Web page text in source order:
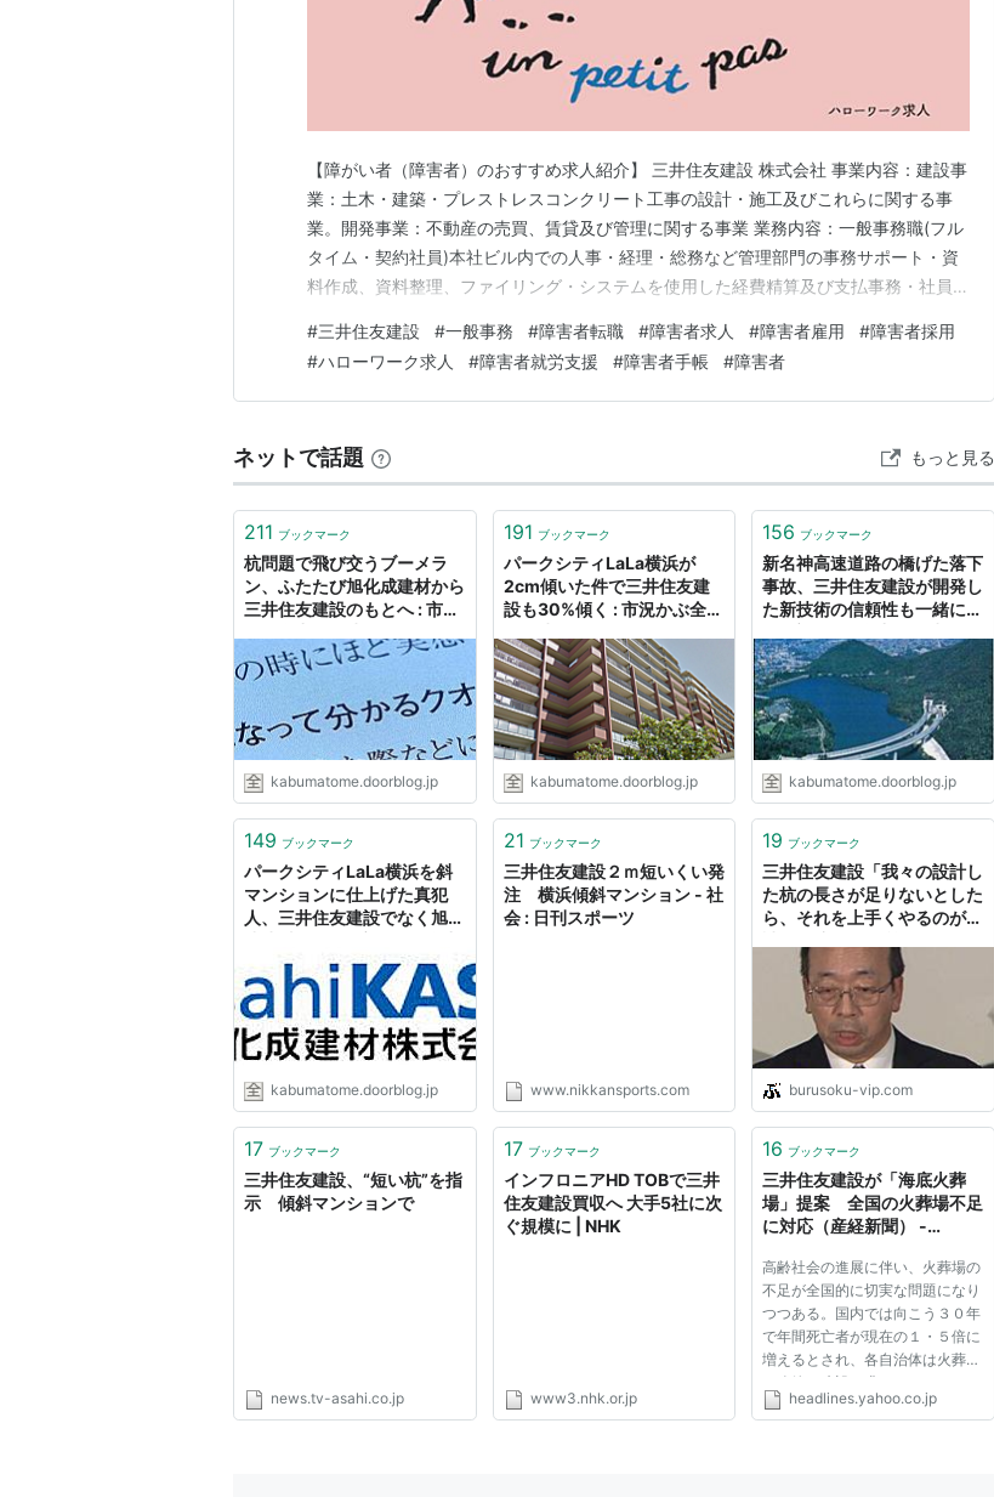
【障がい者（障害者）のおすすめ求人紹介】 三井住友建設 株式会社 事業内容：建設事
業：土木・建築・プレストレスコンクリート工事の設計・施工及びこれらに関する事
業。開発事業：不動産の売買、賃貸及び管理に関する事業 業務内容：一般事務職(フル
タイム・契約社員)本社ビル内での人事・経理・総務など管理部門の事務サポート・資
料作成、資料整理、ファイリング・システムを使用した経費精算及び支払事務・社員の
(英語が得意な方は英文での掲載をお願いすることがあります) 必要な経験：パソコンを
使用した実務経験(人事労務、経理、総務などの実務…
#三井住友建設 #一般事務 #障害者転職 #障害者求人 #障害者雇用 #障害者採用
#ハローワーク求人 #障害者就労支援 #障害者手帳 #障害者
ネットで話題 もっと見る
211 ブックマーク
杭問題で飛び交うブーメラ
ン、ふたたび旭化成建材から
三井住友建設のもとへ : 市況
kabumatome.doorblog.jp
191 ブックマーク
パークシティLaLa横浜が
2cm傾いた件で三井住友建
設も30%傾く : 市況かぶ全力
kabumatome.doorblog.jp
156 ブックマーク
新名神高速道路の橋げた落下
事故、三井住友建設が開発し
た新技術の信頼性も一緒に落
kabumatome.doorblog.jp
149 ブックマーク
パークシティLaLa横浜を斜
マンションに仕上げた真犯
人、三井住友建設でなく旭化
２階建
kabumatome.doorblog.jp
21 ブックマーク
三井住友建設２ｍ短いくい発
注 横浜傾斜マンション - 社
会 : 日刊スポーツ
www.nikkansports.com
19 ブックマーク
三井住友建設「我々の設計し
た杭の長さが足りないとした
ら、それを上手くやるのが下
速-VIP
burusoku-vip.com
17 ブックマーク
三井住友建設、“短い杭”を指
示 傾斜マンションで
news.tv-asahi.co.jp
17 ブックマーク
インフロニアHD TOBで三井
住友建設買収へ 大手5社に次
ぐ規模に | NHK
www3.nhk.or.jp
16 ブックマーク
三井住友建設が「海底火葬
場」提案 全国の火葬場不足
に対応（産経新聞） -
高齢社会の進展に伴い、火葬場の
不足が全国的に切実な問題になり
つつある。国内では向こう３０年
で年間死亡者が現在の１・５倍に
増えるとされ、各自治体は火葬場
の改築や建設を求められることに
なる。住民らによる建設反対など
headlines.yahoo.co.jp